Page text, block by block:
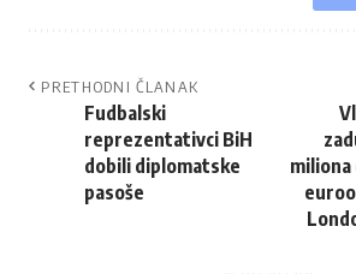
PRETHODNI ČLANAK
Fudbalski
reprezentativci BiH
dobili diplomatske
pasoše